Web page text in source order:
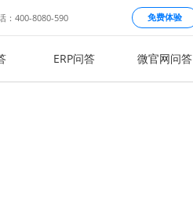
：400-8080-590 免费体验
ERP问答 微官网问答